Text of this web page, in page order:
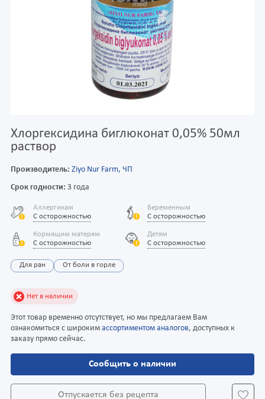
Хлоргексидина биглюконат 0,05% 50мл
раствор
Производитель: Ziyo Nur Farm, ЧП
Срок годности: 3 года
Аллергикам
С осторожностью
Беременным
С осторожностью
Кормящим матерям
С осторожностью
Детям
С осторожностью
Для ран От боли в горле
Нет в наличии
Этот товар временно отсутствует, но мы предлагаем Вам
ознакомиться с широким ассортиментом аналогов, доступных к
заказу прямо сейчас.
Сообщить о наличии
Отпускается без рецепта